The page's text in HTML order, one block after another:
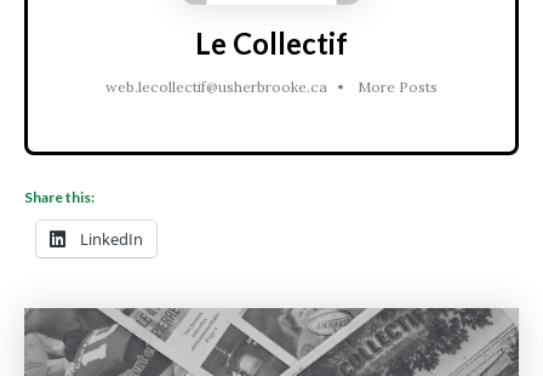
Le Collectif
web.lecollectif@usherbrooke.ca • More Posts
Share this:
LinkedIn